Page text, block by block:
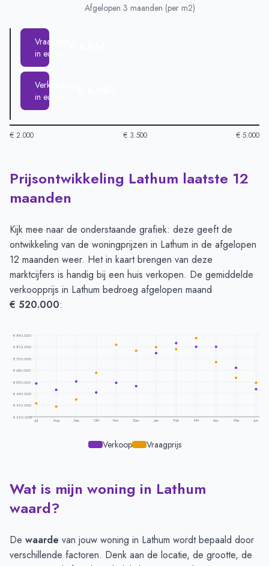
Afgelopen 3 maanden (per m2)
Vraagprijs
in euro's
Verkoopprijs
in euro's
€ 2.000 € 3.500 € 5.000
Huizenprijzen in Lathum per m2 -Afgelopen 3 maanden (per
Vraagprijs in euro's
Verkoopprijs in euro's
€ 4.063
Prijsontwikkeling Lathum laatste 12
maanden
Kijk mee naar de onderstaande grafiek: deze geeft de
ontwikkeling van de woningprijzen in Lathum in de afgelopen
12 maanden weer. Het in kaart brengen van deze
marktcijfers is handig bij een huis verkopen. De gemiddelde
verkoopprijs in Lathum bedroeg afgelopen maand
€ 520.000:
€ 890.000
€ 810.000
€ 730.000
€ 650.000
€ 570.000
€ 490.000
€ 410.000
€ 330.000
Jul Aug Sep Okt Nov Dec Jan Feb Mrt Apr Mei Jun
Verkoop Vraagprijs
Prijsontwikkeling per maand -Lathum
Vraagprijs
Verkoopprijs
Juli
€ 422.188
September € 448.494 € 571.789
Wat is mijn woning in Lathum
waard?
De waarde van jouw woning in Lathum wordt bepaald door
verschillende factoren. Denk aan de locatie, de grootte, de